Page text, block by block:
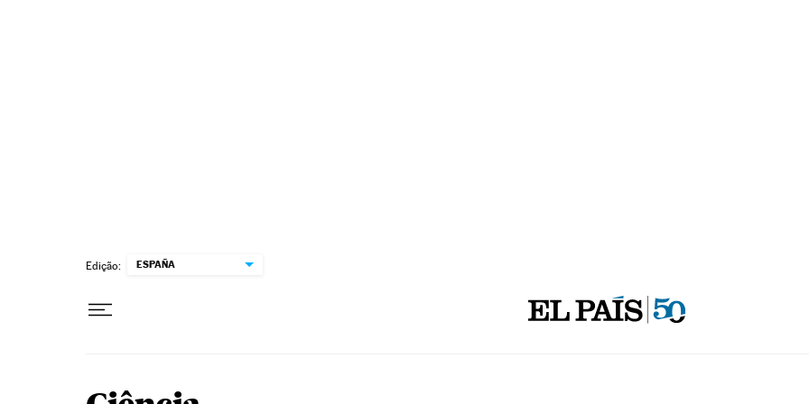
Edição: ESPAÑA